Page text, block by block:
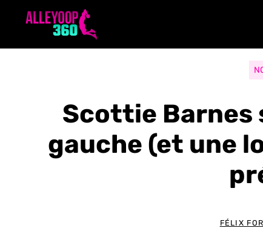
Scottie Barnes
gauche (et une
FÉLIX